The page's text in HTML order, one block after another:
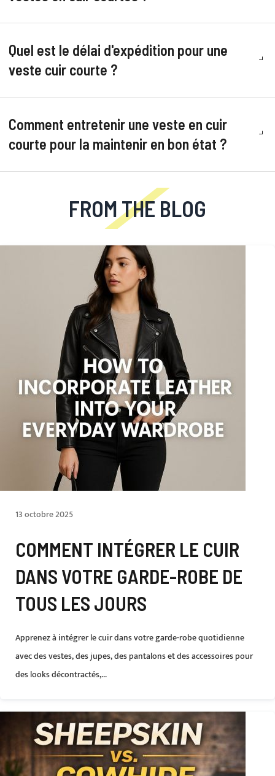
Quel est le délai d'expédition pour une
veste cuir courte ?
Comment entretenir une veste en cuir
courte pour la maintenir en bon état ?
FROM THE BLOG
13 octobre 2025
COMMENT INTÉGRER LE CUIR
DANS VOTRE GARDE-ROBE DE
TOUS LES JOURS
Apprenez à intégrer le cuir dans votre garde-robe quotidienne
avec des vestes, des jupes, des pantalons et des accessoires pour
des looks décontractés,...